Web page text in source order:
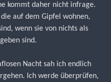
kommt daher nicht infrage.
auf dem Gipfel wohnen,
wenn sie von nichts als
sind.
Nacht sah ich endlich
Ich werde überprüfen,